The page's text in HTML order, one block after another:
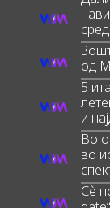
од
5
и
Во
во
Сè